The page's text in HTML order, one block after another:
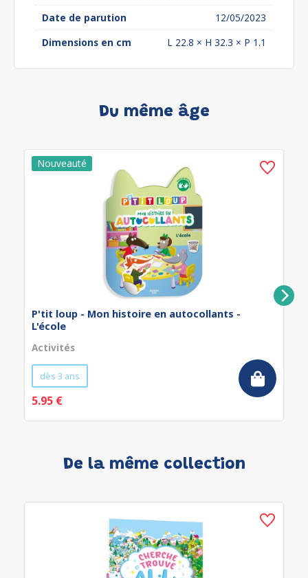
Date de parution
12/05/2023
Dimensions en cm
L 22.8 × H 32.3 × P 1.1
Du même âge
P'tit loup - Mon histoire en autocollants -
L'école
Activités
dès 3 ans
5.95 €
De la même collection